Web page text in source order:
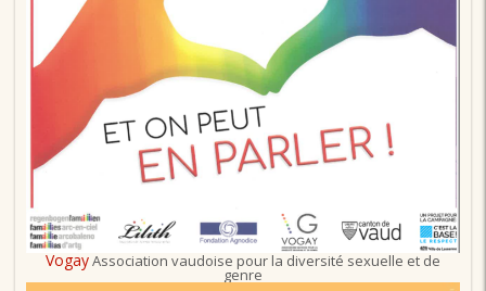
VogayAssociation vaudoise pour la diversité sexuelle et de
genre